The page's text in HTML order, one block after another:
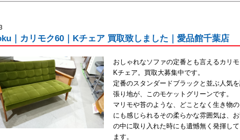
｜カリモク60｜Kチェア 買取致しました｜愛品館千葉店
おしゃれなソファの定番とも言えるカリ
Kチェア。買取大募集中です。
定番のスタンダードブラックと並ぶ人気
張り地が、このモケットグリーンです。
マリモや苔のような、どことなく生き物の
にも感じられるその柔らかな雰囲気は、
の中に取り入れた時にも遺憾無く発揮し
ます。